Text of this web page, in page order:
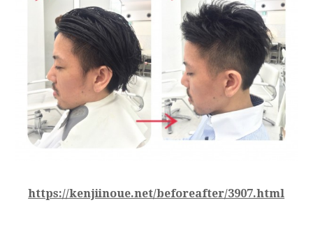
https://kenjiinoue.net/beforeafter/3907.html